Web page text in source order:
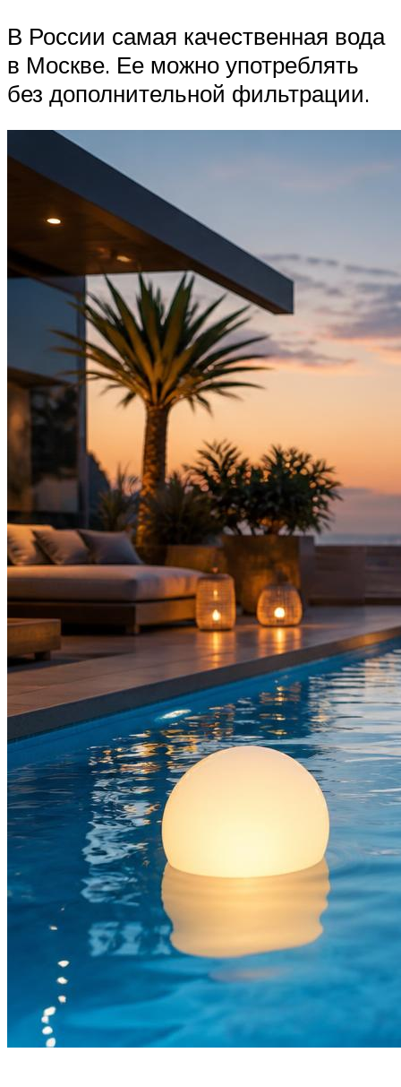
В России самая качественная вода
в Москве. Ее можно употреблять
без дополнительной фильтрации.